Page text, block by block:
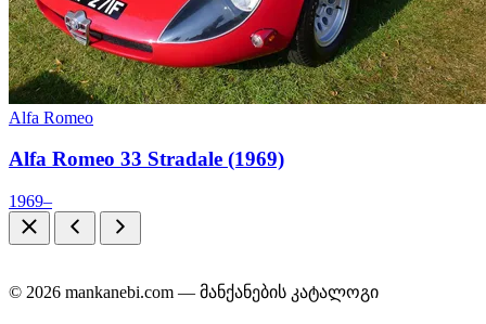
Alfa Romeo
Alfa Romeo 33 Stradale (1969)
1969–
© 2026 mankanebi.com — მანქანების კატალოგი